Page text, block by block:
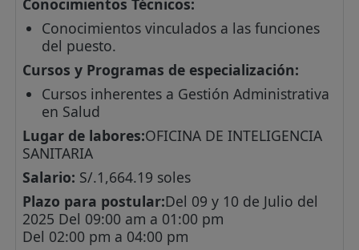
Conocimientos Técnicos:
Conocimientos vinculados a las funciones
del puesto.
Cursos y Programas de especialización:
Cursos inherentes a Gestión Administrativa
en Salud
Lugar de labores:OFICINA DE INTELIGENCIA
SANITARIA
Salario: S/.1,664.19 soles
Plazo para postular:Del 09 y 10 de Julio del
2025 Del 09:00 am a 01:00 pm
Del 02:00 pm a 04:00 pm